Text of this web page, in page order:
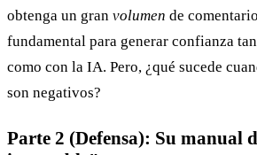
obtenga un gran volumen de
fundamental para generar confianza
como con la IA. Pero, ¿qué sucede
son negativos?
Parte 2 (Defensa): Su manual